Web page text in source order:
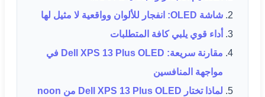
شاشة OLED: انفجار للألوان وواقعية لا مثيل لها
أداء قوي يلبي كافة المتطلبات
مقارنة سريعة: Dell XPS 13 Plus OLED في
مواجهة المنافسين
لماذا تختار Dell XPS 13 Plus OLED من noon